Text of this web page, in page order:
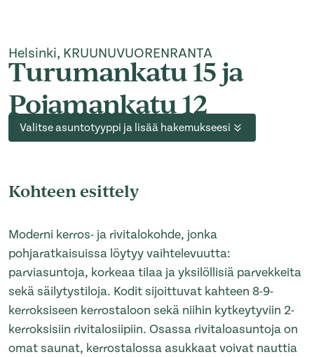
Helsinki, KRUUNUVUORENRANTA
Turumankatu 15 ja
Pojamankatu 12
Valitse asuntotyyppi ja lisää hakemukseesi
Kohteen esittely
Moderni kerros- ja rivitalokohde, jonka
pohjaratkaisuissa löytyy vaihtelevuutta:
parviasuntoja, korkeaa tilaa ja yksilöllisiä parvekkeita
sekä säilytystiloja. Kodit sijoittuvat kahteen 8-9-
kerroksiseen kerrostaloon sekä niihin kytkeytyviin 2-
kerroksisiin rivitalosiipiin. Osassa rivitaloasuntoja on
omat saunat, kerrostalossa asukkaat voivat nauttia